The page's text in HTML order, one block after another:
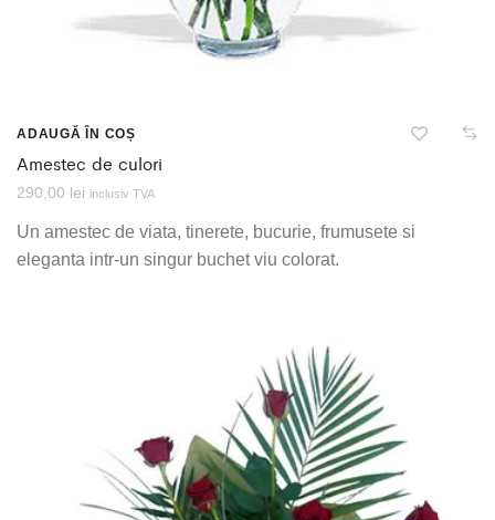
ADAUGĂ ÎN COȘ
Amestec de culori
290,00 lei inclusiv TVA
Un amestec de viata, tinerete, bucurie, frumusete si
eleganta intr-un singur buchet viu colorat.